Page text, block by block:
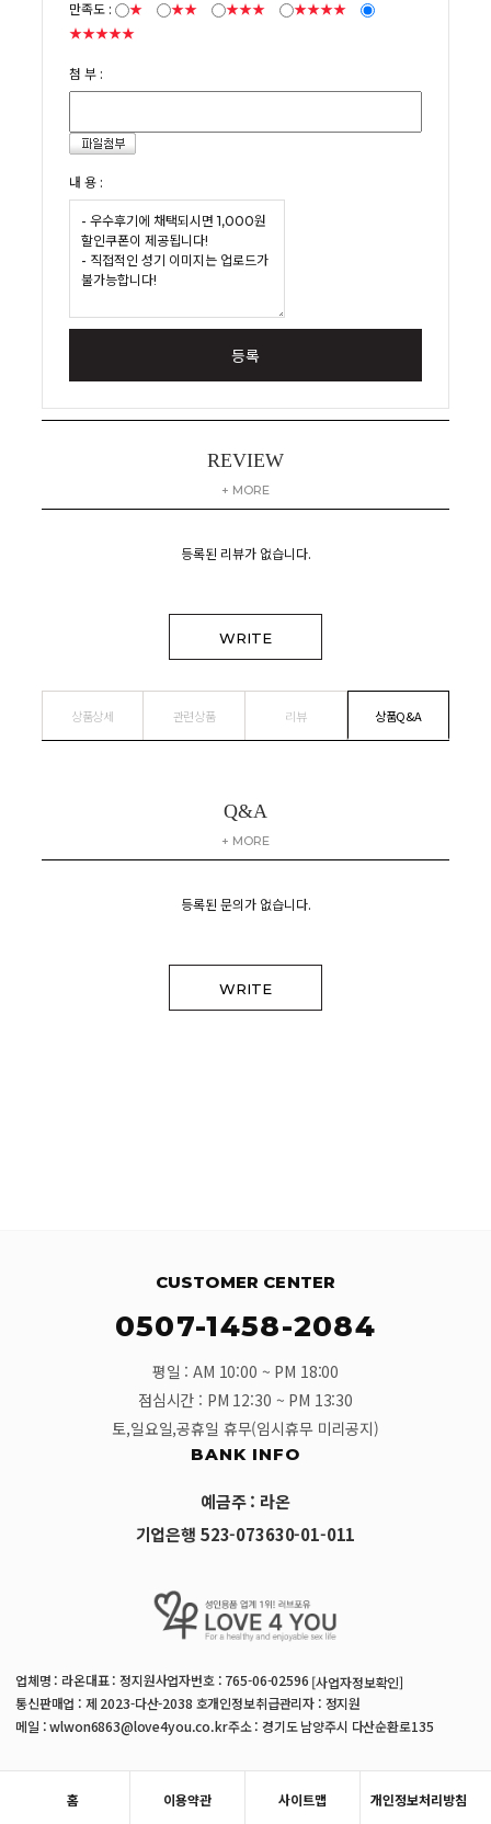
만족도 : ★ ★★ ★★★
★★★★
★★★★★
첨 부 :
내 용 :
등록
REVIEW
+ MORE
등록된 리뷰가 없습니다.
WRITE
상품상세 관련상품 리뷰 상품Q&A
Q&A
+ MORE
등록된 문의가 없습니다.
WRITE
CUSTOMER CENTER
0507-1458-2084
평일 : AM 10:00 ~ PM 18:00
점심시간 : PM 12:30 ~ PM 13:30
토,일요일,공휴일 휴무(임시휴무 미리공지)
BANK INFO
예금주 : 라온
기업은행 523-073630-01-011
업체명 : 라온대표 : 정지원사업자번호 : 765-06-02596 [사업자정보확인]
통신판매업 : 제 2023-다산-2038 호개인정보취급관리자 : 정지원
메일 : wlwon6863@love4you.co.kr주소 : 경기도 남양주시 다산순환로135
홈 이용약관 사이트맵 개인정보처리방침